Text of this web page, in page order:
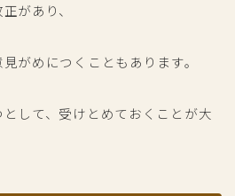
があり、
がめにつくこともあります。
して、受けとめておくことが大